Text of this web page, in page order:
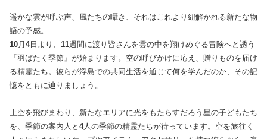
遥かな雲が呼ぶ声、風たちの囁き、それはこれより紐解かれる新たな物
語の予感。
10 月 4日より、 11週間に渡り皆さんを雲の中を翔けめぐる冒険へと誘う
『羽ばたく季節』が始まります。空の呼びかけに応え、贈りものを届け
る精霊たち。彼らが浮島での共同生活を通じて何を学んだのか、その記
憶をともに辿りましょう。
上空を飛びまわり、新たなエリアに光をもたらすだろう星の子どもたち
を、季節の案内人と 4人の季節の精霊たちが待っています。空を旅往く